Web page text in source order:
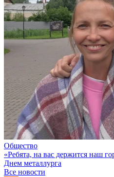
Общество
«Ребята, на вас держится наш
Днем металлурга
Все новости